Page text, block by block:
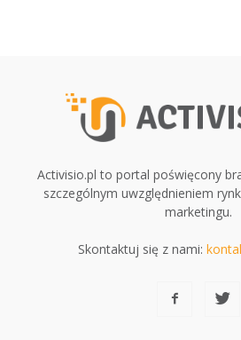
Activisio.pl to portal poświęcony
szczególnym uwzględnieniem
marketingu.
Skontaktuj się z nami: